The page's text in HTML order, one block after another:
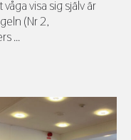
visa sig själv är
(Nr 2,
...